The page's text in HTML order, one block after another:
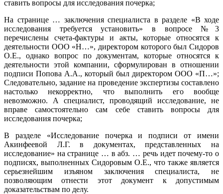
ставить вопросы для исследования почерка;
На странице … заключения специалиста в разделе «В ходе
исследования требуется установить» в вопросе №3
перечислены счета-фактуры и акты, которые относятся к
деятельности ООО «Н…», директором которого был Сидоров
О.Е., однако вопрос по документам, которые относятся к
деятельности этой компании, сформулирован в отношении
подписи Попова А.А., который был директором ООО «П…»;
Следовательно, задание на проведение экспертизы составлено
настолько некорректно, что выполнить его вообще
невозможно. А специалист, проводящий исследование, не
вправе самостоятельно сам себе ставить вопросы для
исследования почерка;
В разделе «Исследование почерка и подписи от имени
Акинфеевой Л.Г. в документах, представленных на
исследование» на странице … в абз. … речь идет почему-то о
подписях, выполненных Сидоровым О.Е., что также является
серьезнейшим изъяном заключения специалиста, не
позволяющим отнести этот документ к допустимым
доказательствам по делу.